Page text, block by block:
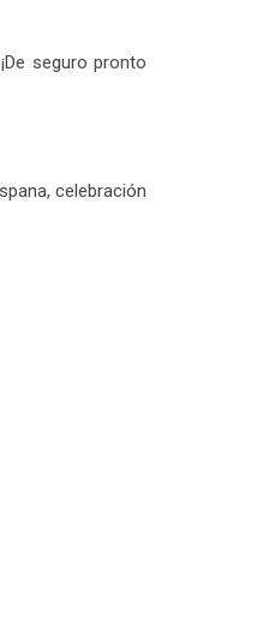
seguro pronto
celebración